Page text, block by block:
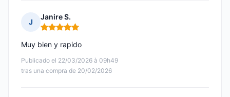
J
Janire S.
Nota: 5 de 5
Publicado el 22/03/2026 à 09h49
tras una compra de 20/02/2026
Muy bien y rapido